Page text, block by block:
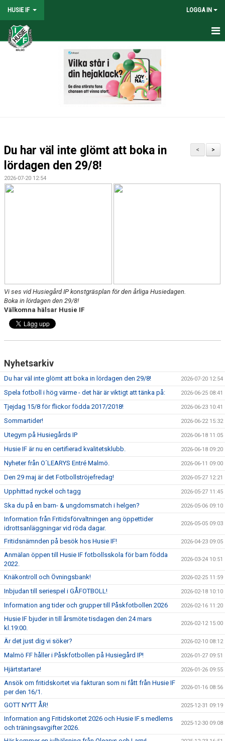
HUSIE IF LOGGA IN
HEM
DOKUMENT
SHOPEN
>
<
Du har väl inte glömt att boka in
lördagen den 29/8!
2026-07-20 12:54
Vi ses vid Husiegård IP konstgräsplan för den årliga Husiedagen.
Boka in lördagen den 29/8!
Välkomna hälsar Husie IF
Nyhetsarkiv
Du har väl inte glömt att boka in lördagen den 29/8! 2026-07-20 12:54
Spela fotboll i hög värme - det här är viktigt att tänka på: 2026-06-25 08:41
Tjejdag 15/8 för flickor födda 2017/2018! 2026-06-23 10:41
Sommartider! 2026-06-22 15:32
Utegym på Husiegårds IP 2026-06-18 11:05
Husie IF är nu en certifierad kvalitetsklubb. 2026-06-18 09:20
Nyheter från O´LEARYS Entré Malmö. 2026-06-11 09:00
Den 29 maj är det Fotbollströjefredag! 2026-05-27 12:21
Upphittad nyckel och tagg 2026-05-27 11:45
Ska du på en barn- & ungdomsmatch i helgen? 2026-05-06 09:10
Information från Fritidsförvaltningen ang öppettider
idrottsanläggningar vid röda dagar.
2026-05-05 09:03
Fritidsnämnden på besök hos Husie IF! 2026-04-23 09:05
Anmälan öppen till Husie IF fotbollsskola för barn födda
2022.
2026-03-24 10:51
Knäkontroll och Övningsbank! 2026-02-25 11:59
Inbjudan till seriespel i GÅFOTBOLL! 2026-02-18 10:10
Information ang tider och grupper till Påskfotbollen 2026 2026-02-16 11:20
Husie IF bjuder in till årsmöte tisdagen den 24 mars
kl.19:00.
2026-02-12 15:00
Är det just dig vi söker? 2026-02-10 08:12
Malmö FF håller i Påskfotbollen på Husiegård IP! 2026-01-27 09:51
Hjärtstartare! 2026-01-26 09:55
Ansök om fritidskortet via fakturan som ni fått från Husie IF
per den 16/1.
2026-01-16 08:56
GOTT NYTT ÅR! 2025-12-31 09:19
Information ang Fritidskortet 2026 och Husie IF.s medlems
och träningsavgifter 2026.
2025-12-30 09:08